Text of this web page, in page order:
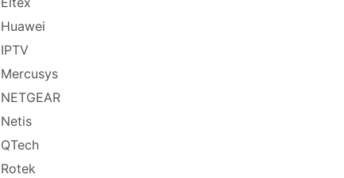
Huawei
IPTV
Mercusys
NETGEAR
Netis
QTech
Rotek